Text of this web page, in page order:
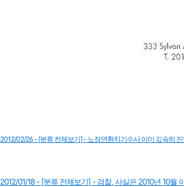
2012/02/26 - [분류 전체보기] - 노정연환치기수사 이미 깊숙히
2012/01/18 - [분류 전체보기] - 검찰, 사실은 2010년 10월